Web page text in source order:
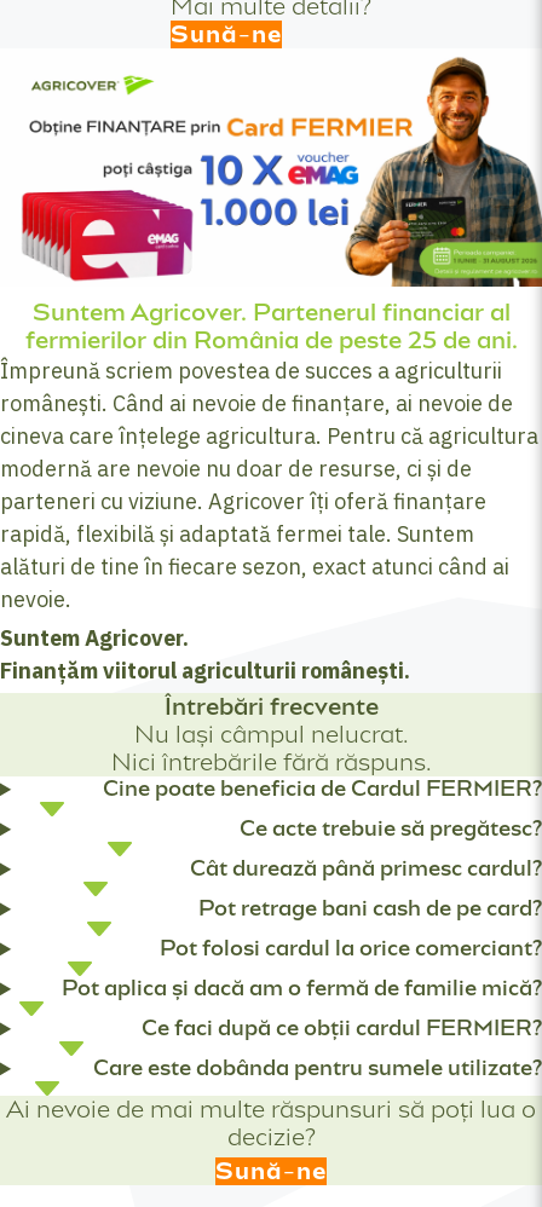
Mai multe detalii?
Sună-ne
Suntem Agricover. Partenerul financiar al
fermierilor din România de peste 25 de ani.
Împreună scriem povestea de succes a agriculturii
românești. Când ai nevoie de finanțare, ai nevoie de
cineva care înțelege agricultura. Pentru că agricultura
modernă are nevoie nu doar de resurse, ci și de
parteneri cu viziune. Agricover îți oferă finanțare
rapidă, flexibilă și adaptată fermei tale. Suntem
alături de tine în fiecare sezon, exact atunci când ai
nevoie.
Suntem Agricover.
Finanțăm viitorul agriculturii românești.
Întrebări frecvente
Nu lași câmpul nelucrat.
Nici întrebările fără răspuns.
Cine poate beneficia de Cardul FERMIER?
Ce acte trebuie să pregătesc?
Cât durează până primesc cardul?
Pot retrage bani cash de pe card?
Pot folosi cardul la orice comerciant?
Pot aplica și dacă am o fermă de familie mică?
Ce faci după ce obții cardul FERMIER?
Care este dobânda pentru sumele utilizate?
Ai nevoie de mai multe răspunsuri să poți lua o
decizie?
Sună-ne